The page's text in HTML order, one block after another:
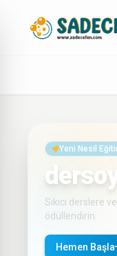
Yeni Nesil
Sıkıcı derslere
ödüllendirin.
Hemen Başla